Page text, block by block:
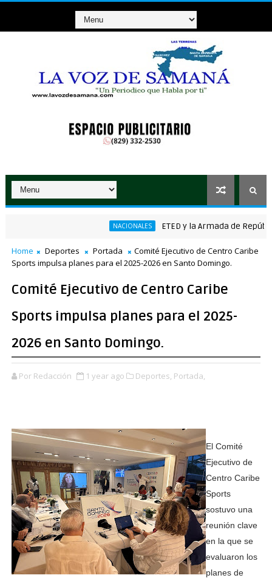
NACIONALES ETED y la Armada de República
Home Deportes Portada
Comité Ejecutivo de Centro Caribe
Sports impulsa planes para el 2025-2026 en Santo Domingo.
Comité Ejecutivo de Centro Caribe
Sports impulsa planes para el 2025-
2026 en Santo Domingo.
Por Redacción 1 year ago Deportes, Portada,
El Comité
Ejecutivo de
Centro Caribe
Sports
sostuvo una
reunión clave
en la que se
evaluaron los
planes de